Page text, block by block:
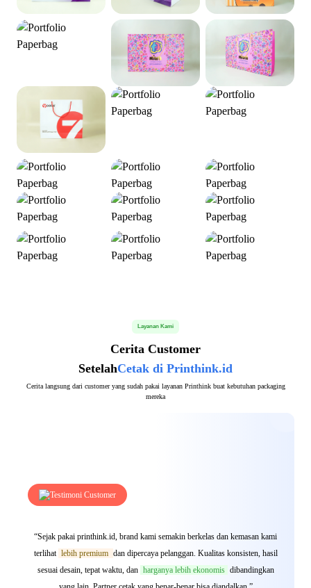
Layanan Kami
Cerita Customer
SetelahCetak di Printhink.id
Cerita langsung dari customer yang sudah pakai layanan Printhink buat kebutuhan packaging
mereka
Testimoni Customer
“Sejak pakai printhink.id, brand kami semakin berkelas dan kemasan kami
terlihat lebih premium dan dipercaya pelanggan. Kualitas konsisten, hasil
sesuai desain, tepat waktu, dan harganya lebih ekonomis dibandingkan